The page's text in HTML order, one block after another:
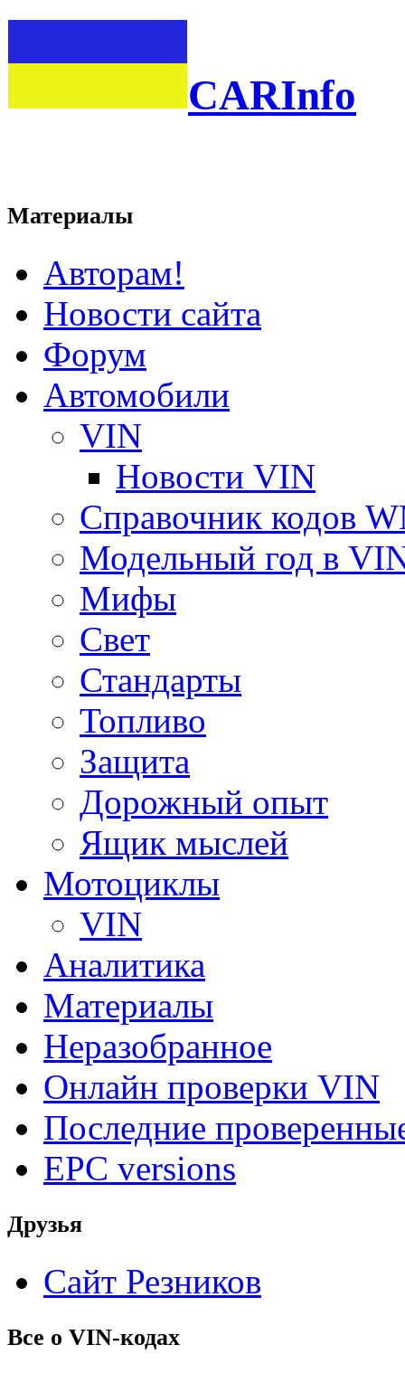
CARInfo
Материалы
Авторам!
Новости сайта
Форум
Автомобили
VIN
Новости VIN
Справочник кодов
Модельный год в
Мифы
Свет
Стандарты
Топливо
Защита
Дорожный опыт
Ящик мыслей
Мотоциклы
VIN
Аналитика
Материалы
Неразобранное
Онлайн проверки VIN
Последние
EPC versions
Друзья
Сайт Резников
Все о VIN-кодах